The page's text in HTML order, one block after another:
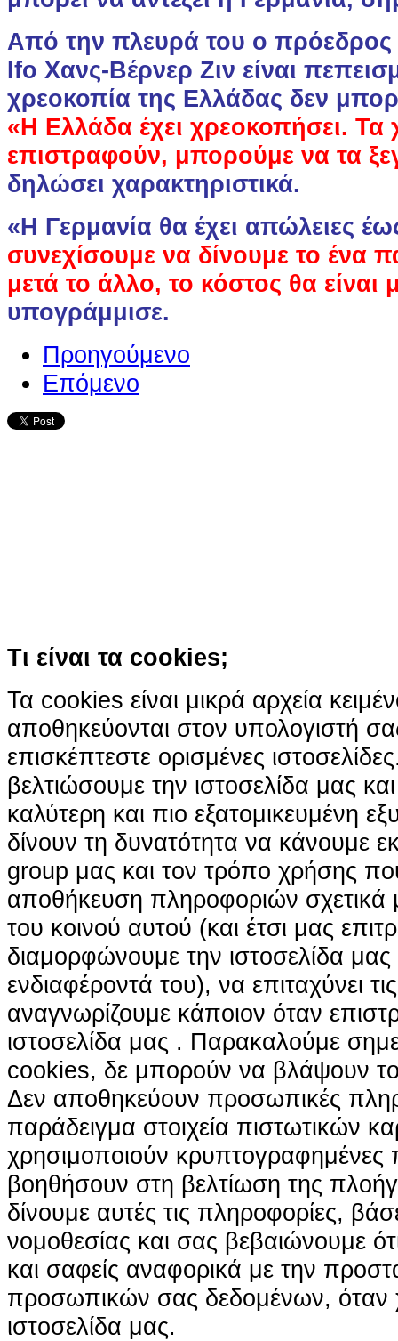
Από την πλευρά του ο πρόεδρος
Ifo Χανς-Βέρνερ Ζιν είναι
χρεοκοπία της Ελλάδας δεν
«Η Ελλάδα έχει χρεοκοπήσει. Τα
επιστραφούν, μπορούμε να τα
δηλώσει χαρακτηριστικά.
«Η Γερμανία θα έχει απώλειες
συνεχίσουμε να δίνουμε το ένα
μετά το άλλο, το κόστος θα είναι
υπογράμμισε.
Προηγούμενο
Επόμενο
Τι είναι τα cookies;
Τα cookies είναι μικρά αρχεία
αποθηκεύονται στον υπολογιστή
επισκέπτεστε ορισμένες
βελτιώσουμε την ιστοσελίδα μας
καλύτερη και πιο εξατομικευμένη
δίνουν τη δυνατότητα να κάνουμε
group μας και τον τρόπο χρήσης
αποθήκευση πληροφοριών σχετικά
του κοινού αυτού (και έτσι μας
διαμορφώνουμε την ιστοσελίδα
ενδιαφέροντά του), να επιταχύνει
αναγνωρίζουμε κάποιον όταν
ιστοσελίδα μας . Παρακαλούμε
cookies, δε μπορούν να βλάψουν
Δεν αποθηκεύουν προσωπικές
παράδειγμα στοιχεία πιστωτικών
χρησιμοποιούν κρυπτογραφημένες
βοηθήσουν στη βελτίωση της
δίνουμε αυτές τις πληροφορίες,
νομοθεσίας και σας βεβαιώνουμε ότι
και σαφείς αναφορικά με την
προσωπικών σας δεδομένων, όταν
ιστοσελίδα μας.